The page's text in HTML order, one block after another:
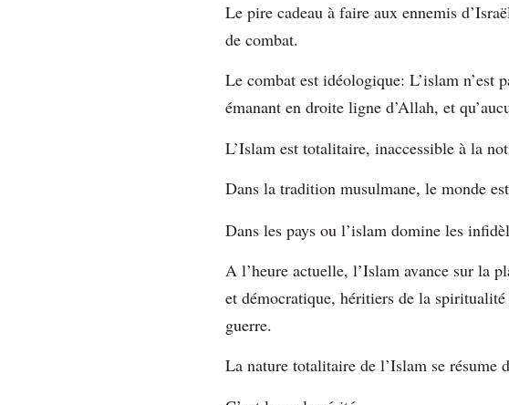
Le pire cadeau à faire aux ennemis
de combat.
Le combat est idéologique: L’islam n’est
émanant en droite ligne d’Allah, et
L’Islam est totalitaire, inaccessible à la
Dans la tradition musulmane, le monde
Dans les pays ou l’islam domine les
A l’heure actuelle, l’Islam avance sur la
et démocratique, héritiers de la
guerre.
La nature totalitaire de l’Islam se résume